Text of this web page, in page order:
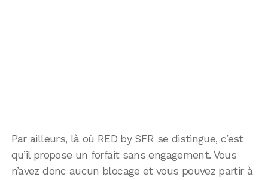
Par ailleurs, là où RED by SFR se distingue, c’est
qu’il propose un forfait sans engagement. Vous
n’avez donc aucun blocage et vous pouvez partir à